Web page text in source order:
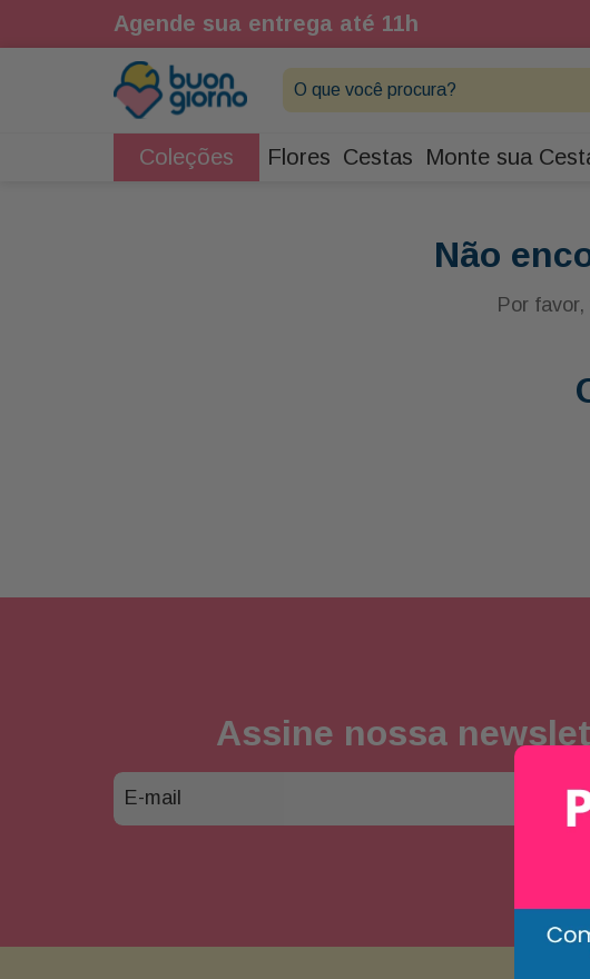
Agende sua entrega até 11h
O que você procura?
Coleções Flores Cestas Monte sua
Não
Por
Assine nossa